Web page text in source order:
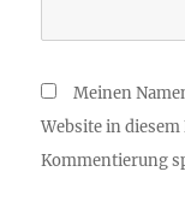
Meinen
Website in
Kommentierung